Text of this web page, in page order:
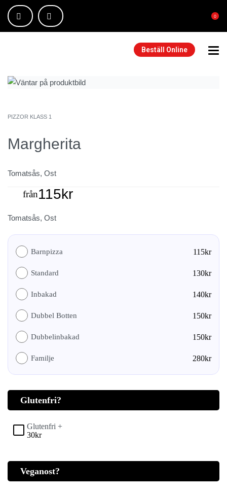
0
Beställ Online
PIZZOR KLASS 1
Margherita
Tomatsås, Ost
från115kr
Tomatsås, Ost
Barnpizza 115kr
Standard 130kr
Inbakad 140kr
Dubbel Botten 150kr
Dubbelinbakad 150kr
Familje 280kr
Glutenfri?
Glutenfri +
30kr
Veganost?